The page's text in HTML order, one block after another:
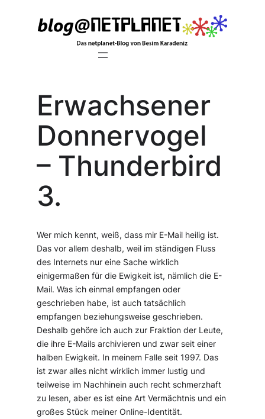
Erwachsener
Donnervogel
– Thunderbird
3.
Wer mich kennt, weiß, dass mir E-Mail heilig ist.
Das vor allem deshalb, weil im ständigen Fluss
des Internets nur eine Sache wirklich
einigermaßen für die Ewigkeit ist, nämlich die E-
Mail. Was ich einmal empfangen oder
geschrieben habe, ist auch tatsächlich
empfangen beziehungsweise geschrieben.
Deshalb gehöre ich auch zur Fraktion der Leute,
die ihre E-Mails archivieren und zwar seit einer
halben Ewigkeit. In meinem Falle seit 1997. Das
ist zwar alles nicht wirklich immer lustig und
teilweise im Nachhinein auch recht schmerzhaft
zu lesen, aber es ist eine Art Vermächtnis und ein
großes Stück meiner Online-Identität.